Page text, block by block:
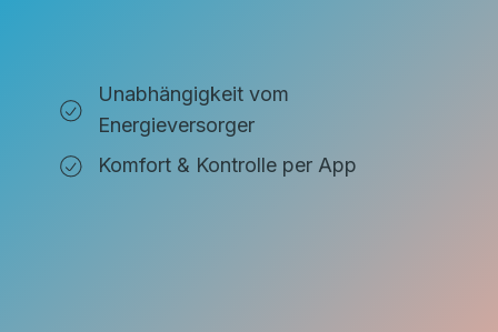
Unabhängigkeit vom
Energieversorger
Komfort & Kontrolle per App